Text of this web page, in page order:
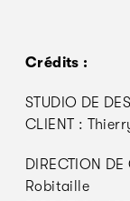
Crédits :
STUDIO DE
CLIENT :
DIRECTION
Robitaille